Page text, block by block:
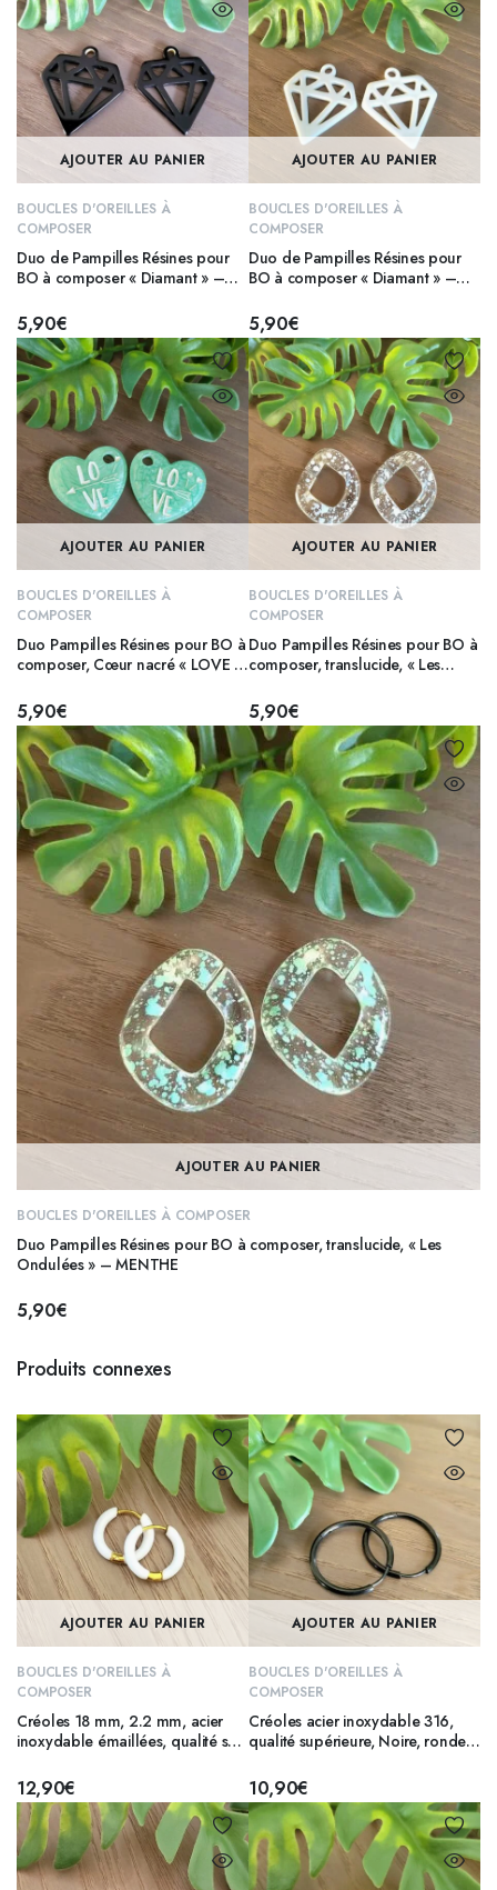
AJOUTER AU PANIER
BOUCLES D'OREILLES À
COMPOSER
Duo de Pampilles Résines pour
BO à composer « Diamant » –
5,90€
AJOUTER AU PANIER
BOUCLES D'OREILLES À
COMPOSER
Duo de Pampilles Résines pour
BO à composer « Diamant » –
5,90€
AJOUTER AU PANIER
BOUCLES D'OREILLES À
COMPOSER
Duo Pampilles Résines pour BO à
composer, Cœur nacré « LOVE »
5,90€
AJOUTER AU PANIER
BOUCLES D'OREILLES À
COMPOSER
Duo Pampilles Résines pour BO à
composer, translucide, « Les
5,90€
AJOUTER AU PANIER
BOUCLES D'OREILLES À COMPOSER
Duo Pampilles Résines pour BO à composer, translucide, « Les
Ondulées » – MENTHE
5,90€
Produits connexes
AJOUTER AU PANIER
BOUCLES D'OREILLES À
COMPOSER
Créoles 18 mm, 2.2 mm, acier
inoxydable émaillées, qualité sup
12,90€
AJOUTER AU PANIER
BOUCLES D'OREILLES À
COMPOSER
Créoles acier inoxydable 316,
qualité supérieure, Noire, ronde
10,90€